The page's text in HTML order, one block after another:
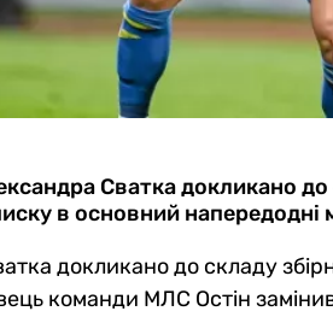
Сватка докликано до
в основний напередодні
докликано до складу
команди МЛС Остін